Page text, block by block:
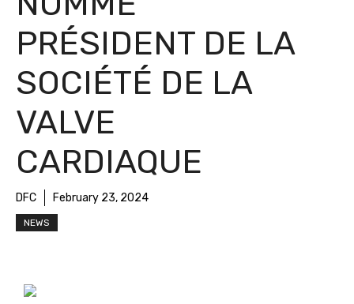
PRÉSIDENT DE LA
SOCIÉTÉ DE LA
VALVE
CARDIAQUE
DFC February 23, 2024
NEWS